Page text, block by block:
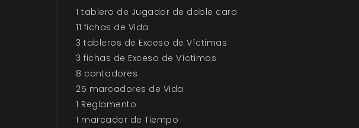
1 tablero de Jugador de doble cara
11 fichas de Vida
3 tableros de Exceso de Víctimas
3 fichas de Exceso de Víctimas
8 contadores
25 marcadores de Vida
1 Reglamento
1 marcador de Tiempo